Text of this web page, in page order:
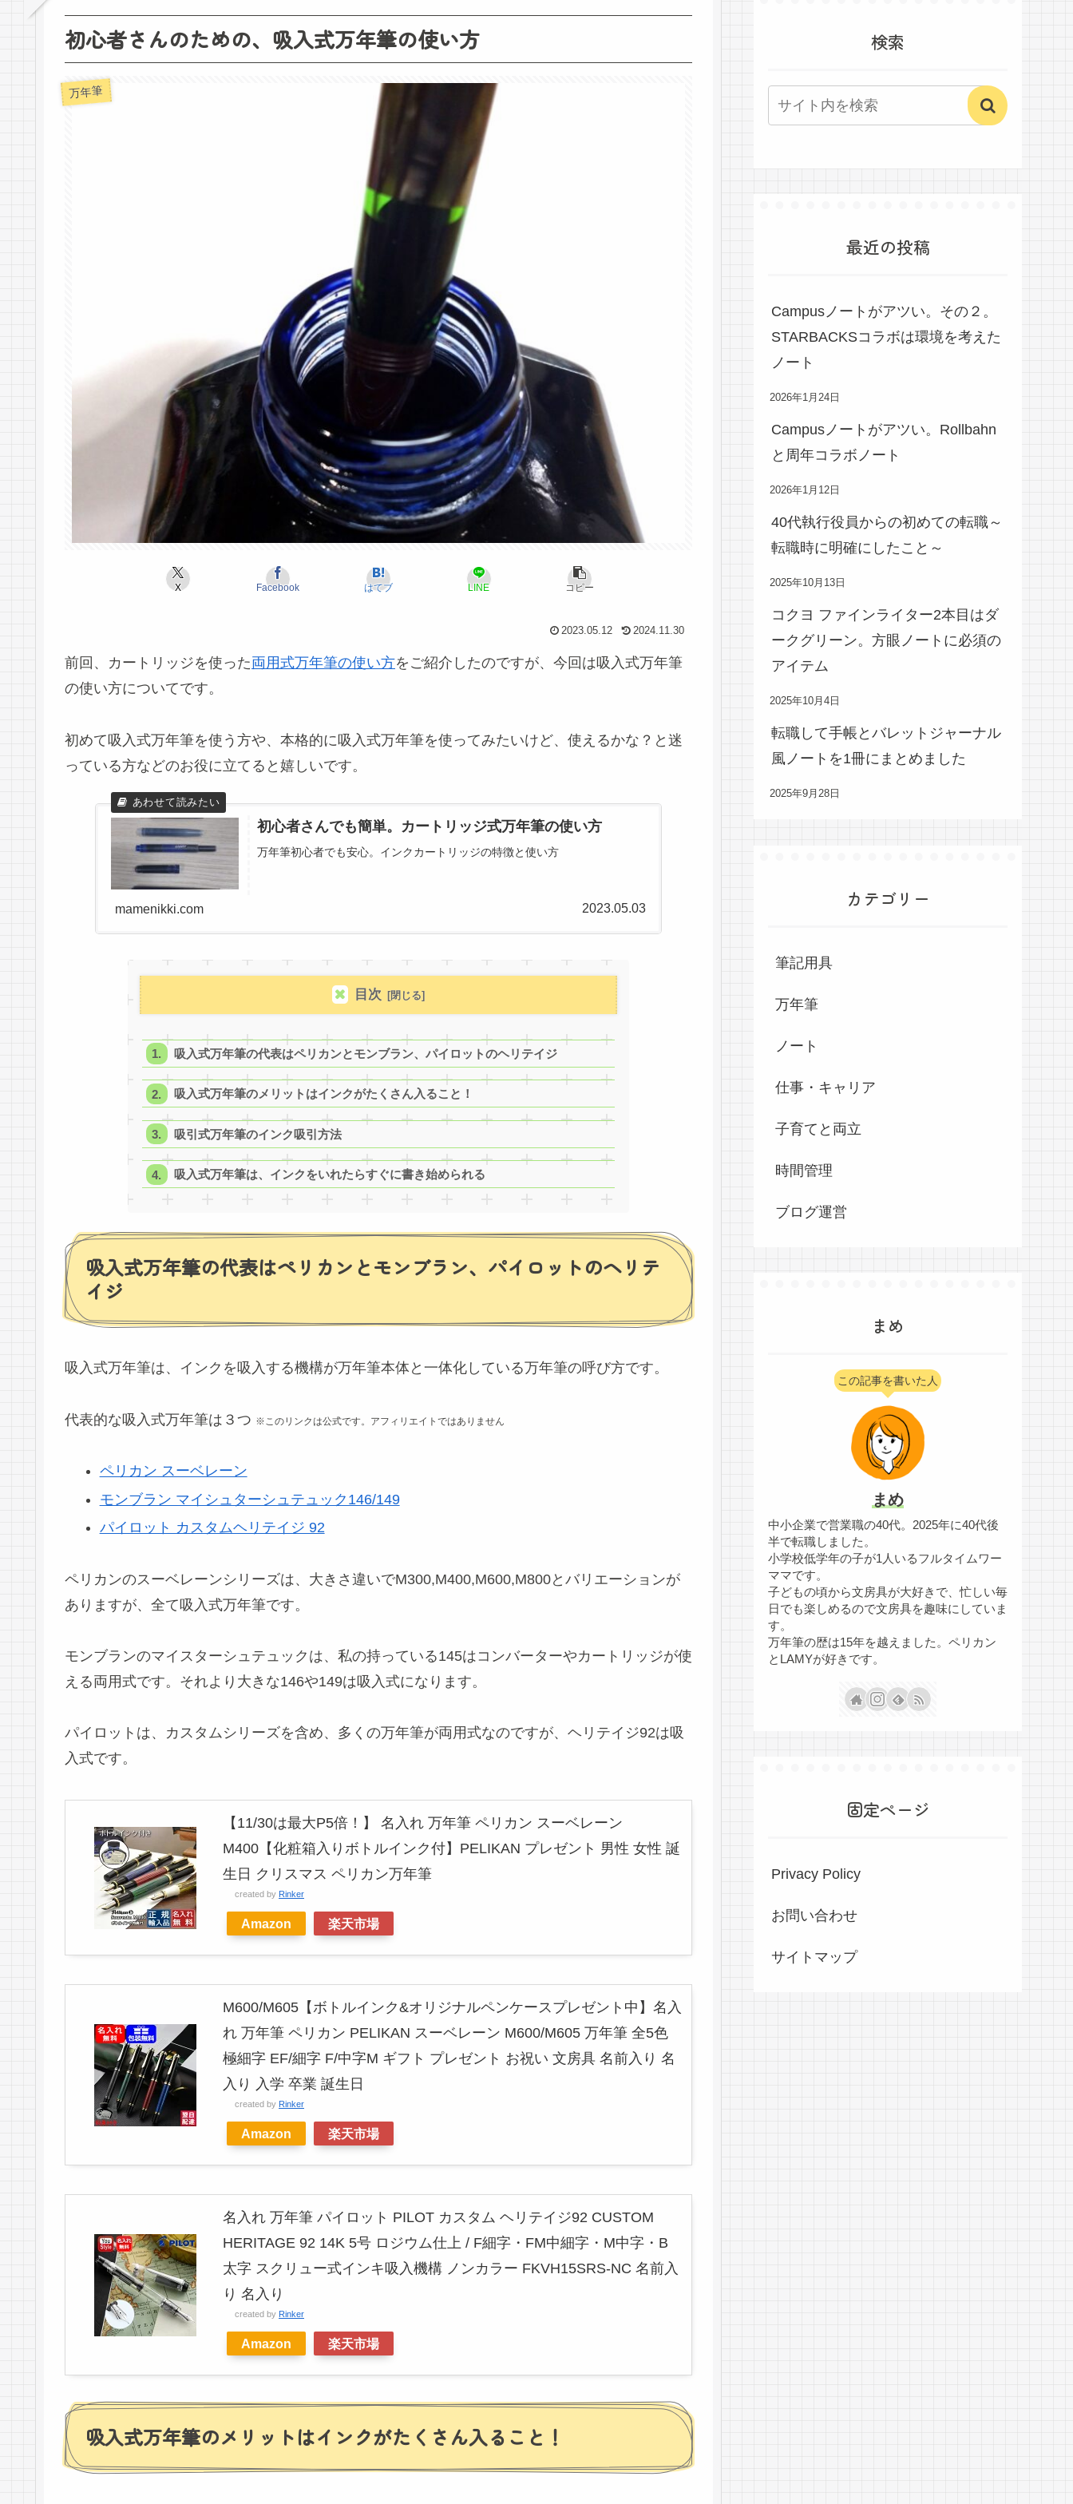
初心者さんのための、吸入式万年筆の使い方
万年筆
X Facebook はてブ LINE コピー
2023.05.12 2024.11.30
前回、カートリッジを使った両用式万年筆の使い方をご紹介したのですが、今回は吸入式万年筆
の使い方についてです。
初めて吸入式万年筆を使う方や、本格的に吸入式万年筆を使ってみたいけど、使えるかな？と迷
っている方などのお役に立てると嬉しいです。
初心者さんでも簡単。カートリッジ式万年筆の使い方
万年筆初心者でも安心。インクカートリッジの特徴と使い方
mamenikki.com 2023.05.03
目次
吸入式万年筆の代表はペリカンとモンブラン、パイロットのヘリテイジ
吸入式万年筆のメリットはインクがたくさん入ること！
吸引式万年筆のインク吸引方法
吸入式万年筆は、インクをいれたらすぐに書き始められる
吸入式万年筆の代表はペリカンとモンブラン、パイロットのヘリテ
イジ
吸入式万年筆は、インクを吸入する機構が万年筆本体と一体化している万年筆の呼び方です。
代表的な吸入式万年筆は３つ ※このリンクは公式です。アフィリエイトではありません
ペリカン スーベレーン
モンブラン マイシュターシュテュック146/149
パイロット カスタムヘリテイジ 92
ペリカンのスーベレーンシリーズは、大きさ違いでM300,M400,M600,M800とバリエーションが
ありますが、全て吸入式万年筆です。
モンブランのマイスターシュテュックは、私の持っている145はコンバーターやカートリッジが使
える両用式です。それより大きな146や149は吸入式になります。
パイロットは、カスタムシリーズを含め、多くの万年筆が両用式なのですが、ヘリテイジ92は吸
入式です。
【11/30は最大P5倍！】 名入れ 万年筆 ペリカン スーベレーン
M400【化粧箱入りボトルインク付】PELIKAN プレゼント 男性 女性 誕
生日 クリスマス ペリカン万年筆
created by Rinker
Amazon 楽天市場
M600/M605【ボトルインク&オリジナルペンケースプレゼント中】名入
れ 万年筆 ペリカン PELIKAN スーベレーン M600/M605 万年筆 全5色
極細字 EF/細字 F/中字M ギフト プレゼント お祝い 文房具 名前入り 名
入り 入学 卒業 誕生日
created by Rinker
Amazon 楽天市場
名入れ 万年筆 パイロット PILOT カスタム ヘリテイジ92 CUSTOM
HERITAGE 92 14K 5号 ロジウム仕上 / F細字・FM中細字・M中字・B
太字 スクリュー式インキ吸入機構 ノンカラー FKVH15SRS-NC 名前入
り 名入り
created by Rinker
Amazon 楽天市場
吸入式万年筆のメリットはインクがたくさん入ること！
検索
最近の投稿
Campusノートがアツい。その２。
STARBACKSコラボは環境を考えた
ノート
2026年1月24日
Campusノートがアツい。Rollbahn
と周年コラボノート
2026年1月12日
40代執行役員からの初めての転職～
転職時に明確にしたこと～
2025年10月13日
コクヨ ファインライター2本目はダ
ークグリーン。方眼ノートに必須の
アイテム
2025年10月4日
転職して手帳とバレットジャーナル
風ノートを1冊にまとめました
2025年9月28日
カテゴリー
筆記用具
万年筆
ノート
仕事・キャリア
子育てと両立
時間管理
ブログ運営
まめ
この記事を書いた人
まめ
中小企業で営業職の40代。2025年に40代後
半で転職しました。
小学校低学年の子が1人いるフルタイムワー
ママです。
子どもの頃から文房具が大好きで、忙しい毎
日でも楽しめるので文房具を趣味にしていま
す。
万年筆の歴は15年を越えました。ペリカン
とLAMYが好きです。
固定ページ
Privacy Policy
お問い合わせ
サイトマップ